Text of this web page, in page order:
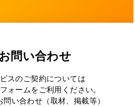
お問い合わせ
スのご契約については
ォームをご利用ください。
問い合わせ（取材、掲載等）